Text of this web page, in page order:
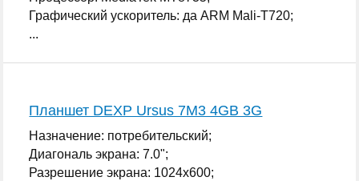
Графический ускоритель: да ARM Mali-T720;
...
Планшет DEXP Ursus 7M3 4GB 3G
Назначение: потребительский;
Диагональ экрана: 7.0";
Разрешение экрана: 1024x600;